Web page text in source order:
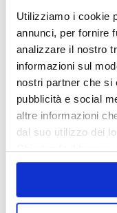
Utilizziamo i cookie
annunci, per fornire
analizzare il nostro
informazioni sul
nostri partner che si
pubblicità e social
altre informazioni
dal suo utilizzo dei
Chiudendo il
solo i cookie
Collabenti
Condominio
Dirittiproprietà
Gabetti Spa
Ideologia